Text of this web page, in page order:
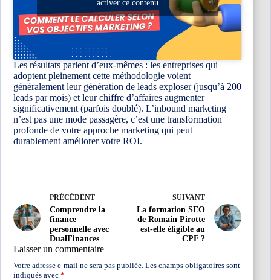
activer ce contenu
Les résultats parlent d’eux-mêmes : les entreprises qui
adoptent pleinement cette méthodologie voient
généralement leur génération de leads exploser (jusqu’à 200
leads par mois) et leur chiffre d’affaires augmenter
significativement (parfois doublé). L’inbound marketing
n’est pas une mode passagère, c’est une transformation
profonde de votre approche marketing qui peut
durablement améliorer votre ROI.
PRÉCÉDENT
Comprendre la
finance
personnelle avec
DualFinances
SUIVANT
La formation SEO
de Romain Pirotte
est-elle éligible au
CPF ?
Laisser un commentaire
Votre adresse e-mail ne sera pas publiée. Les champs obligatoires sont
indiqués avec *